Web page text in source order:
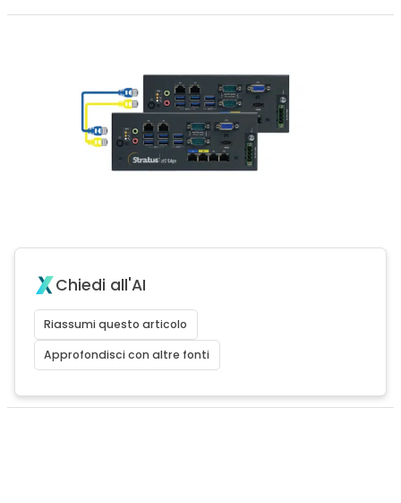
Chiedi all'AI
Riassumi questo articolo
Approfondisci con altre fonti